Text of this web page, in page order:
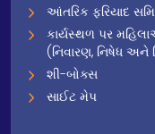
આંતરિક ફરિયાદ
કાર્યસ્થળ પર
(નિવારણ, નિષેધ અને
શી-બોક્સ
સાઈટ મેપ